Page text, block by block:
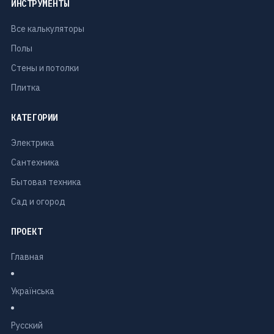
ИНСТРУМЕНТЫ
Все калькуляторы
Полы
Стены и потолки
Плитка
КАТЕГОРИИ
Электрика
Сантехника
Бытовая техника
Сад и огород
ПРОЕКТ
Главная
Українська
Русский